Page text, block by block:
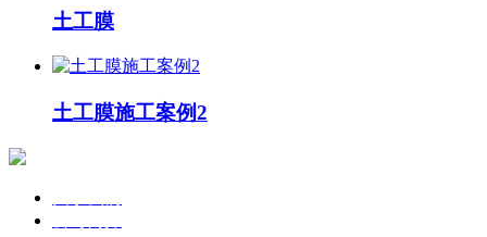
土工膜
土工膜施工案例2